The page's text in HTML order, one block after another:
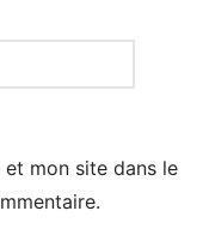
mon site dans le